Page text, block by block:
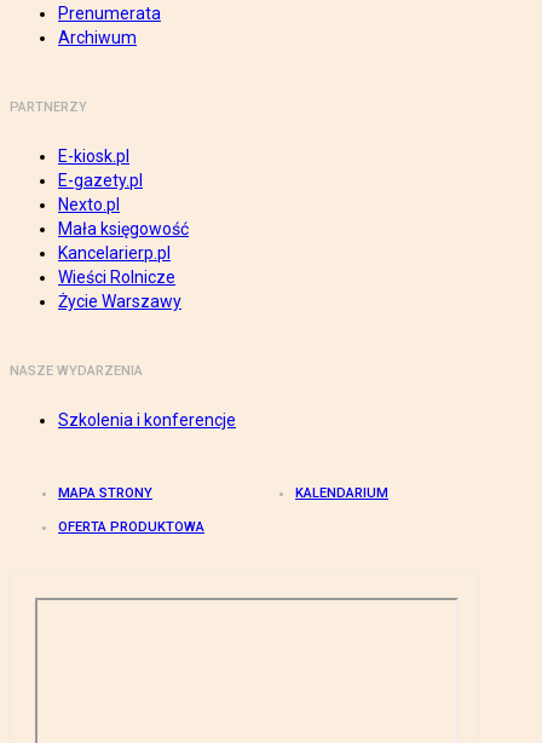
Prenumerata
Archiwum
PARTNERZY
E-kiosk.pl
E-gazety.pl
Nexto.pl
Mała księgowość
Kancelarierp.pl
Wieści Rolnicze
Życie Warszawy
NASZE WYDARZENIA
Szkolenia i konferencje
MAPA STRONY KALENDARIUM
OFERTA PRODUKTOWA